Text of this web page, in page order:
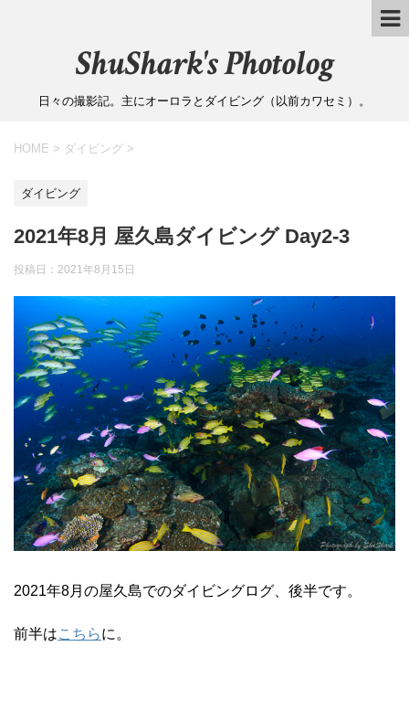
ShuShark's Photolog
日々の撮影記。主にオーロラとダイビング（以前カワセミ）。
HOME > ダイビング >
ダイビング
2021年8月 屋久島ダイビング Day2-3
投稿日： 2021年8月15日
2021年8月の屋久島でのダイビングログ、後半です。
前半はこちらに。